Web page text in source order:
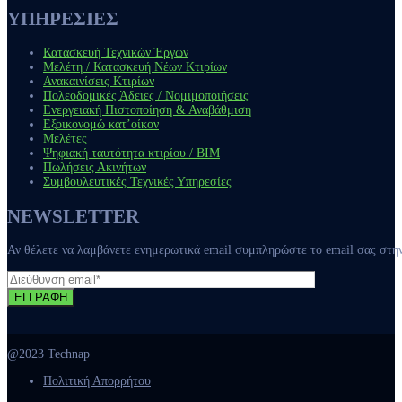
ΥΠΗΡΕΣΙΕΣ
Κατασκευή Τεχνικών Έργων
Μελέτη / Κατασκευή Νέων Κτιρίων
Ανακαινίσεις Κτιρίων
Πολεοδομικές Άδειες / Νομιμοποιήσεις
Ενεργειακή Πιστοποίηση & Αναβάθμιση
Εξοικονομώ κατ’οίκον
Μελέτες
Ψηφιακή ταυτότητα κτιρίου / ΒΙΜ
Πωλήσεις Ακινήτων
Συμβουλευτικές Τεχνικές Υπηρεσίες
NEWSLETTER
Αν θέλετε να λαμβάνετε ενημερωτικά email συμπληρώστε το email σας
ΕΓΓΡΑΦΗ
@2023 Technap
Πολιτική Απορρήτου